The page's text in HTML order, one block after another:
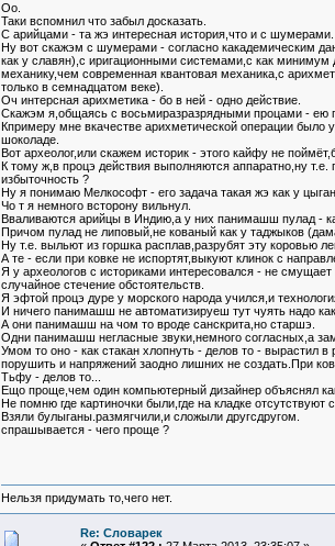
Оо.
Таки вспомнил что забыл досказать.
С арийцами - та жэ интересная история,что и с шумерами.
Ну вот скажэм с шумерами - согласно какадемическим
как у славян),с иригационными системами,с как
механику,чем современная квантовая механика,с
только в семнадцатом веке).
Оч интерсная арихметика - бо в ней - одно действие.
Скажэм я,общаясь с восьмиразразрядными процами - ею
Кпримеру мне вкачестве арихметической операции
шоколаде.
Вот археолог,или скажем историк - этого кайфу не
К тому ж,в процэ действия выполняются аппаратно,ну
избыточность ?
Ну я понимаю Мелкософт - его задача такая жэ как у
Чо т я немного всторону вильнул.
Вваливаются арийцы в Индию,а у них панимашш пулад -
Причом пулад не липовый,не кованый как у таджыков
Ну т.е. выльют из горшка расплав,разрубят эту коровью
А те - если при ковке не испортят,выкуют клинок с
Я у археологов с историками интересовался - не
случайное стечение обстоятельств.
Я эфтой процэ дуре у морского народа учился,и
И ничего панимашш не автоматизируеш тут чуять надо
А они панимашш на чом то вроде санскрита,но старшэ.
Одни панимашш негласные звуки,немного согласных,а
Умом то оно - как стакан хлопнуть - делов то - вырастил
порушить и напряжений заодно лишних не создать.При
Тьфу - делов то...
Ещо проще,чем один компьютерный дизайнер объяснял
Не помню где картиночки были,где на кладке
Взяли булыганы.размягчили,и сложыли другсдругом.
спрашывается - чего проще ?
Нельзя придумать то,чего нет.
Re: Словарек